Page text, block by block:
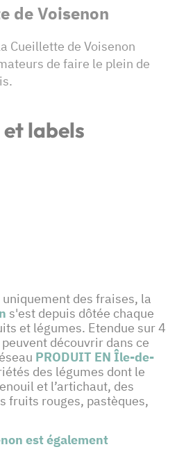
de Voisenon
Cueillette de Voisenon
de faire le plein de
et labels
des fraises, la
s'est depuis dôtée chaque
et légumes. Etendue sur 4
découvrir dans ce
PRODUIT EN Île-de-
des légumes dont le
et l’artichaut, des
fruits rouges, pastèques,
est également